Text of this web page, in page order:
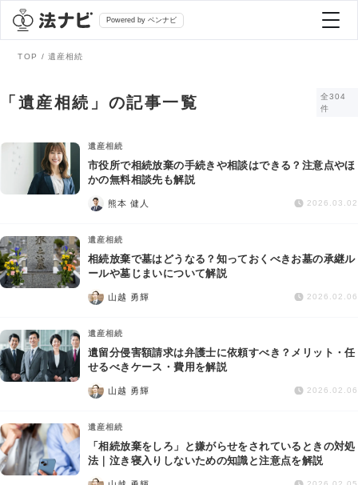
Powered by ベンナビ
全て
法律相談
債務整理
交通事故
労働問題
弁護士を探す
おすすめ弁護士診断
AI Search Premium
掲載をご検討の弁護士の方へ
TOP 遺産相続
「遺産相続」の記事一覧
全304
件
遺産相続
市役所で相続放棄の手続きや相談はできる？注意点やほ
かの無料相談先も解説
熊本 健人 2026.03.02
遺産相続
相続放棄で墓はどうなる？知っておくべきお墓の承継ル
ールや墓じまいについて解説
山越 勇輝 2026.02.06
遺産相続
遺留分侵害額請求は弁護士に依頼すべき？メリット・任
せるべきケース・費用を解説
山越 勇輝 2026.02.06
遺産相続
「相続放棄をしろ」と嫌がらせをされているときの対処
法｜泣き寝入りしないための知識と注意点を解説